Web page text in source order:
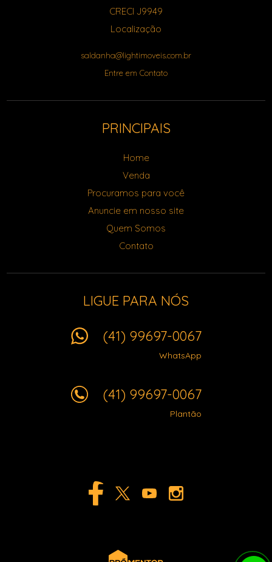
CRECI J9949
Localização
saldanha@lightimoveis.com.br
Entre em Contato
PRINCIPAIS
Home
Venda
Procuramos para você
Anuncie em nosso site
Quem Somos
Contato
LIGUE PARA NÓS
(41) 99697-0067
WhatsApp
(41) 99697-0067
Plantão